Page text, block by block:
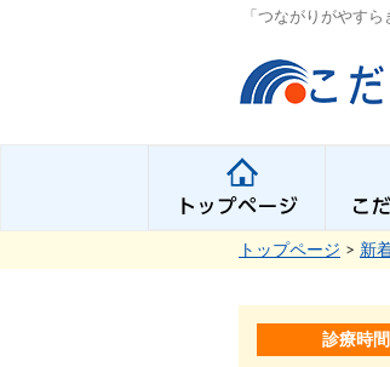
「つながりがやす
トップページ > 新
診療時